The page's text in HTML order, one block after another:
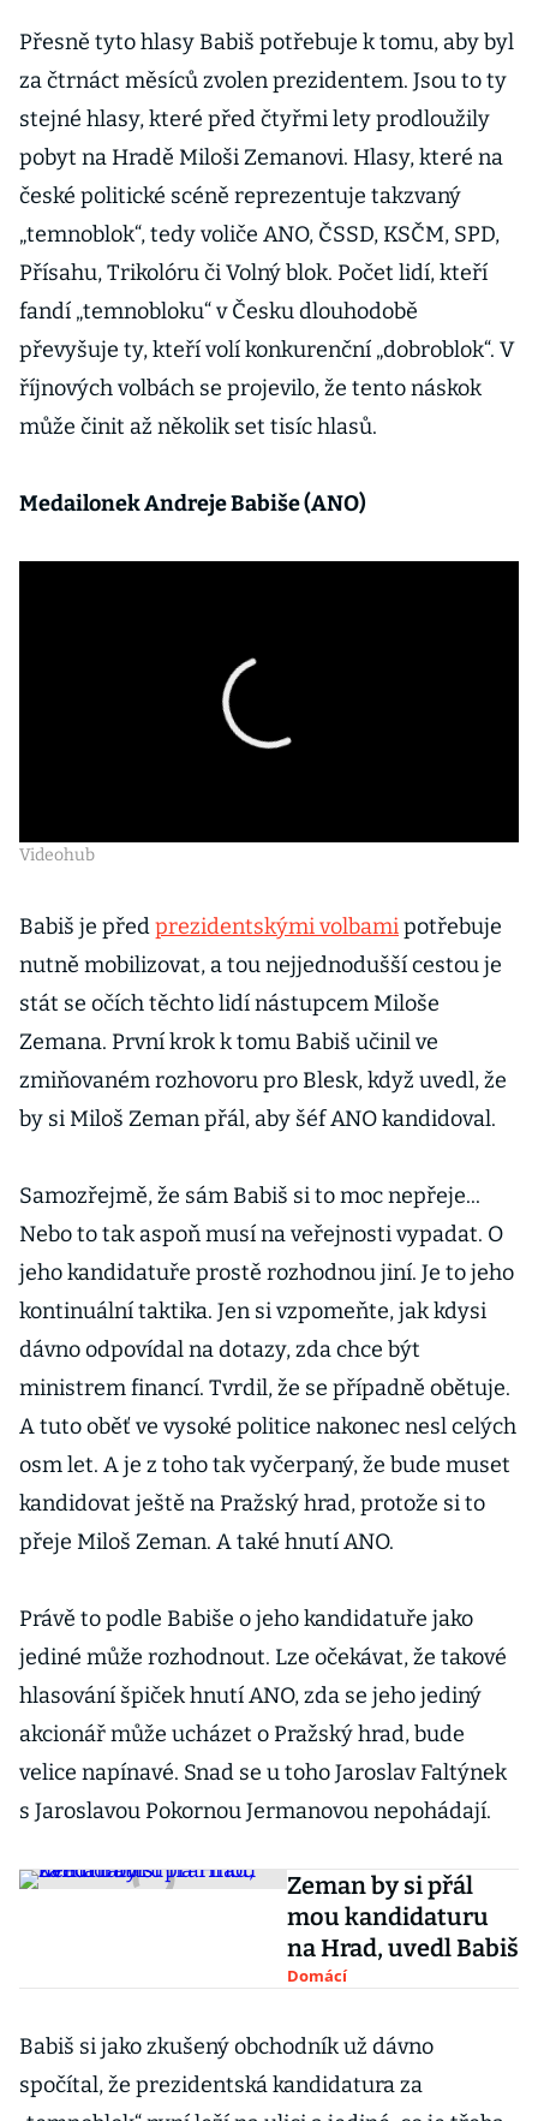
Přesně tyto hlasy Babiš potřebuje k tomu, aby byl
za čtrnáct měsíců zvolen prezidentem. Jsou to ty
stejné hlasy, které před čtyřmi lety prodloužily
pobyt na Hradě Miloši Zemanovi. Hlasy, které na
české politické scéně reprezentuje takzvaný
„temnoblok“, tedy voliče ANO, ČSSD, KSČM, SPD,
Přísahu, Trikolóru či Volný blok. Počet lidí, kteří
fandí „temnobloku“ v Česku dlouhodobě
převyšuje ty, kteří volí konkurenční „dobroblok“. V
říjnových volbách se projevilo, že tento náskok
může činit až několik set tisíc hlasů.
Medailonek Andreje Babiše (ANO)
Videohub
Babiš je předprezidentskými volbamipotřebuje
nutně mobilizovat, a tou nejjednodušší cestou je
stát se očích těchto lidí nástupcem Miloše
Zemana. První krok k tomu Babiš učinil ve
zmiňovaném rozhovoru pro Blesk, když uvedl, že
by si Miloš Zeman přál, aby šéf ANO kandidoval.
Samozřejmě, že sám Babiš si to moc nepřeje...
Nebo to tak aspoň musí na veřejnosti vypadat. O
jeho kandidatuře prostě rozhodnou jiní. Je to jeho
kontinuální taktika. Jen si vzpomeňte, jak kdysi
dávno odpovídal na dotazy, zda chce být
ministrem financí. Tvrdil, že se případně obětuje.
A tuto oběť ve vysoké politice nakonec nesl celých
osm let. A je z toho tak vyčerpaný, že bude muset
kandidovat ještě na Pražský hrad, protože si to
přeje Miloš Zeman. A také hnutí ANO.
Právě to podle Babiše o jeho kandidatuře jako
jediné může rozhodnout. Lze očekávat, že takové
hlasování špiček hnutí ANO, zda se jeho jediný
akcionář může ucházet o Pražský hrad, bude
velice napínavé. Snad se u toho Jaroslav Faltýnek
s Jaroslavou Pokornou Jermanovou nepohádají.
Zeman by si přál
mou kandidaturu
na Hrad, uvedl Babiš
Domácí
Babiš si jako zkušený obchodník už dávno
spočítal, že prezidentská kandidatura za